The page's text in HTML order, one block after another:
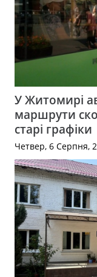
У Житомирі
маршрути
старі графіки
Четвер, 6 Серпня,